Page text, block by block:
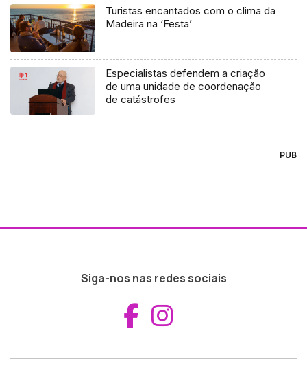
Turistas encantados com o clima da
Madeira na ‘Festa’
Especialistas defendem a criação
de uma unidade de coordenação
de catástrofes
PUB
Siga-nos nas redes sociais
Aceder ao